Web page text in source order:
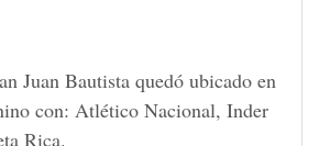
Juan Bautista quedó ubicado en
con: Atlético Nacional, Inder
Rica.